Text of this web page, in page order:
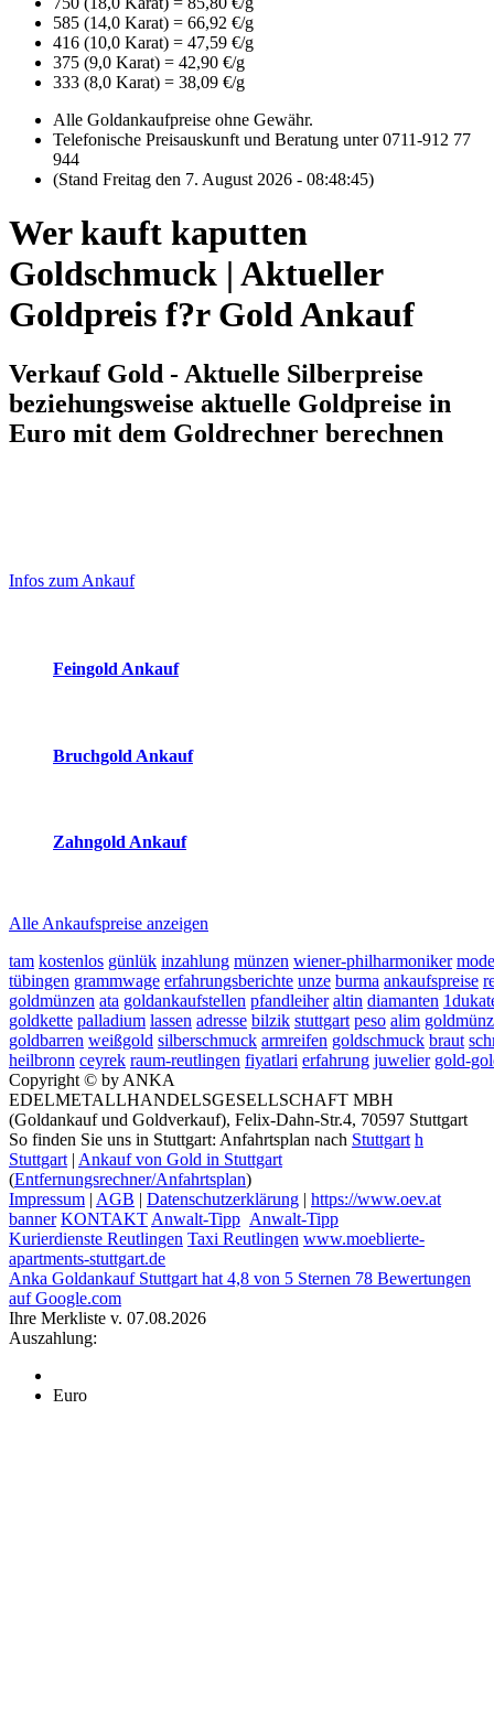
585 (14,0 Karat) = 66,92 €/g
416 (10,0 Karat) = 47,59 €/g
375 (9,0 Karat) = 42,90 €/g
333 (8,0 Karat) = 38,09 €/g
Alle Goldankaufpreise ohne Gewähr.
Telefonische Preisauskunft und Beratung unter 0711-912 77
944
(Stand Freitag den 7. August 2026 - 08:48:45)
Wer kauft kaputten
Goldschmuck | Aktueller
Goldpreis f?r Gold Ankauf
Verkauf Gold - Aktuelle Silberpreise
beziehungsweise aktuelle Goldpreise in
Euro mit dem Goldrechner berechnen
Sidebar
Infos zum Ankauf
Feingold Ankauf
Bruchgold Ankauf
Zahngold Ankauf
Alle Ankaufspreise anzeigen
tam kostenlos günlük inzahlung münzen wiener-philharmoniker
tübingen grammwage erfahrungsberichte unze burma ankaufspreise
goldmünzen ata goldankaufstellen pfandleiher altin diamanten
goldkette palladium lassen adresse bilzik stuttgart peso alim
goldbarren weißgold silberschmuck armreifen goldschmuck braut
heilbronn ceyrek raum-reutlingen fiyatlari erfahrung juwelier gold-
Copyright © by ANKA
EDELMETALLHANDELSGESELLSCHAFT MBH
(Goldankauf und Goldverkauf), Felix-Dahn-Str.4, 70597 Stuttgart
So finden Sie uns in Stuttgart: Anfahrtsplan nach Stuttgart h
Stuttgart | Ankauf von Gold in Stuttgart
(Entfernungsrechner/Anfahrtsplan)
Impressum | AGB | Datenschutzerklärung | https://www.oev.at
banner KONTAKT Anwalt-Tipp Anwalt-Tipp
Kurierdienste Reutlingen Taxi Reutlingen www.moeblierte-
apartments-stuttgart.de
Anka Goldankauf Stuttgart hat 4,8 von 5 Sternen 78 Bewertungen
auf Google.com
Ihre Merkliste v. 07.08.2026
Auszahlung:
Euro